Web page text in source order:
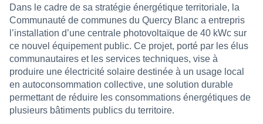
Dans le cadre de sa stratégie énergétique territoriale, la
Communauté de communes du Quercy Blanc a entrepris
l’installation d’une centrale photovoltaïque de 40 kWc sur
ce nouvel équipement public. Ce projet, porté par les élus
communautaires et les services techniques, vise à
produire une électricité solaire destinée à un usage local
en autoconsommation collective, une solution durable
permettant de réduire les consommations énergétiques de
plusieurs bâtiments publics du territoire.